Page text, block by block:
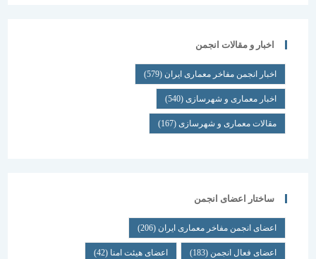
اخبار و مقالات انجمن
اخبار انجمن مفاخر معماری ایران (579)
اخبار معماری و شهرسازی(540)
مقالات معماری و شهرسازی(167)
ساختار اعضای انجمن
اعضای انجمن مفاخر معماری ایران (206)
اعضای فعال انجمن(183) اعضای هیئت امنا(42)